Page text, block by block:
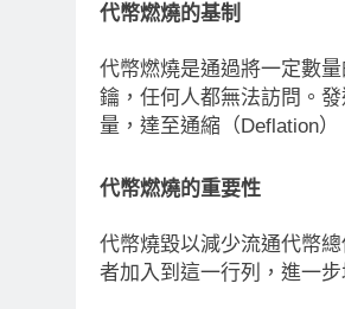
代幣燃燒的基制
代幣燃燒是通過將一定數
鑰，任何人都無法訪問。
量，達至通縮（Deflation）
代幣燃燒的重要性
代幣燒毀以減少流通代幣
者加入到這一行列，進一